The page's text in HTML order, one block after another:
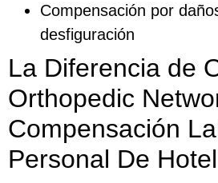
Compensación por
desfiguración
La Diferencia de
Orthopedic
Compensación
Personal De